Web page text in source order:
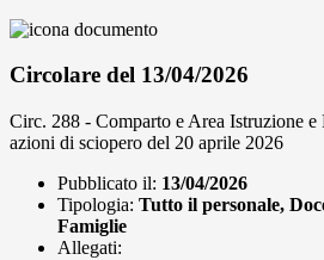
Circolare del 13/04/2026
Circ. 288 - Comparto e Area Istruzione e
azioni di sciopero del 20 aprile 2026
Pubblicato il: 13/04/2026
Tipologia: Tutto il personale,
Famiglie
Allegati: